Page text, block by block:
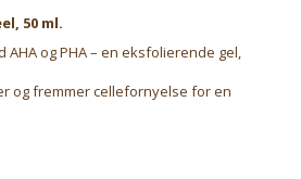
50 ml.
AHA og PHA – en eksfolierende gel,
og fremmer cellefornyelse for en